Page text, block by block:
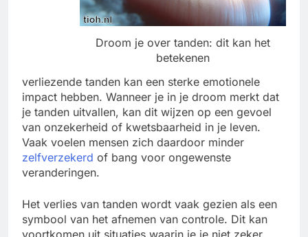
Droom je over tanden­: dit kan het
betekenen
verliezende tanden kan een sterke emotionele
impact hebben. Wanneer je in je droom merkt dat
je tanden uitvallen, kan dit wijzen op een gevoel
van onzekerheid of kwetsbaarheid in je leven.
Vaak voelen mensen zich daardoor minder
zelfverzekerd of bang voor ongewenste
veranderingen.
Het verlies van tanden wordt vaak gezien als een
symbool van het afnemen van controle. Dit kan
voortkomen uit situaties waarin je je niet zeker